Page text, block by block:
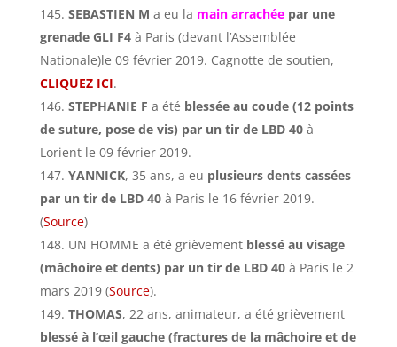
SEBASTIEN M a eu la main arrachéepar une
grenade GLI F4à Paris (devant l’Assemblée
Nationale)le 09 février 2019. Cagnotte de soutien,
CLIQUEZ ICI.
STEPHANIE F a été blessée au coude (12 points
de suture, pose de vis) par un tir de LBD 40à
Lorient le 09 février 2019.
YANNICK, 35 ans, a eu plusieurs dents cassées
par un tir de LBD 40à Paris le 16 février 2019.
(Source)
UN HOMME a été grièvement blessé au visage
(mâchoire et dents) par un tir de LBD 40à Paris le 2
mars 2019 (Source).
THOMAS, 22 ans, animateur, a été grièvement
blessé à l’œil gauche (fractures de la mâchoire et de